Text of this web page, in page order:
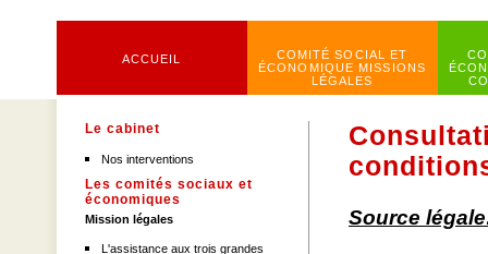
ACCUEIL
COMITÉ SOCIAL ET
ÉCONOMIQUE MISSIONS
LÉGALES
Le cabinet
Nos interventions
Les comités sociaux et
économiques
Mission légales
L'assistance aux trois grandes
Source